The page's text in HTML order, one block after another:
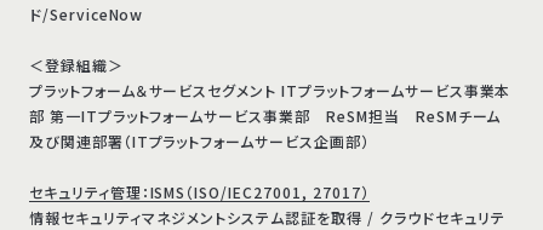
ド/ServiceNow
＜登録組織＞
プラットフォーム＆サービスセグメント ITプラットフォームサービス事業本
部 第一ITプラットフォームサービス事業部 ReSM担当 ReSMチーム
及び関連部署（ITプラットフォームサービス企画部）
セキュリティ管理：ISMS（ISO/IEC27001, 27017）
情報セキュリティマネジメントシステム認証を取得 / クラウドセキュリテ